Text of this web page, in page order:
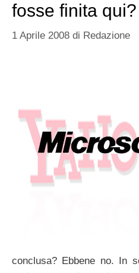
fosse finita qui?
1 Aprile 2008 di Redazione
conclusa? Ebbene no. In